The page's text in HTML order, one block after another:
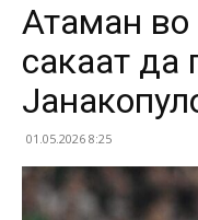
Атаман
сакаат да
01.05.2026 8:25